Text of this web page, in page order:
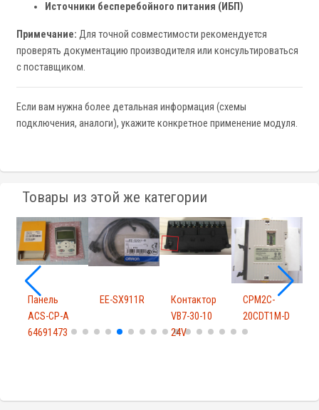
Источники бесперебойного питания (ИБП)
Примечание: Для точной совместимости рекомендуется
проверять документацию производителя или консультироваться
с поставщиком.
Если вам нужна более детальная информация (схемы
подключения, аналоги), укажите конкретное применение модуля.
Товары из этой же категории
Панель
ACS-CP-A
64691473
EE-SX911R
Контактор
VB7-30-10
24V
CPM2C-
20CDT1M-D